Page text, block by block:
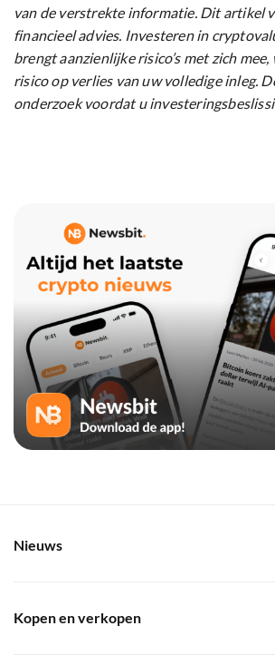
van de verstrekte informatie. Dit artikel
financieel advies. Investeren in
brengt aanzienlijke risico’s met zich
risico op verlies van uw volledige inleg.
onderzoek voordat u
Nieuws
Kopen en verkopen